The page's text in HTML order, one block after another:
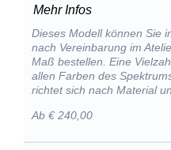
Mehr Infos
Dieses Modell können Sie
nach Vereinbarung im
Maß bestellen. Eine
allen Farben des
richtet sich nach Material
Ab € 240,00